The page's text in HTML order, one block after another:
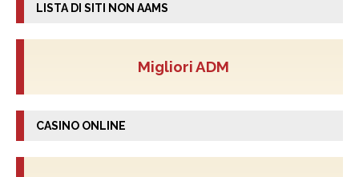
LISTA DI SITI NON AAMS
Migliori ADM
CASINO ONLINE